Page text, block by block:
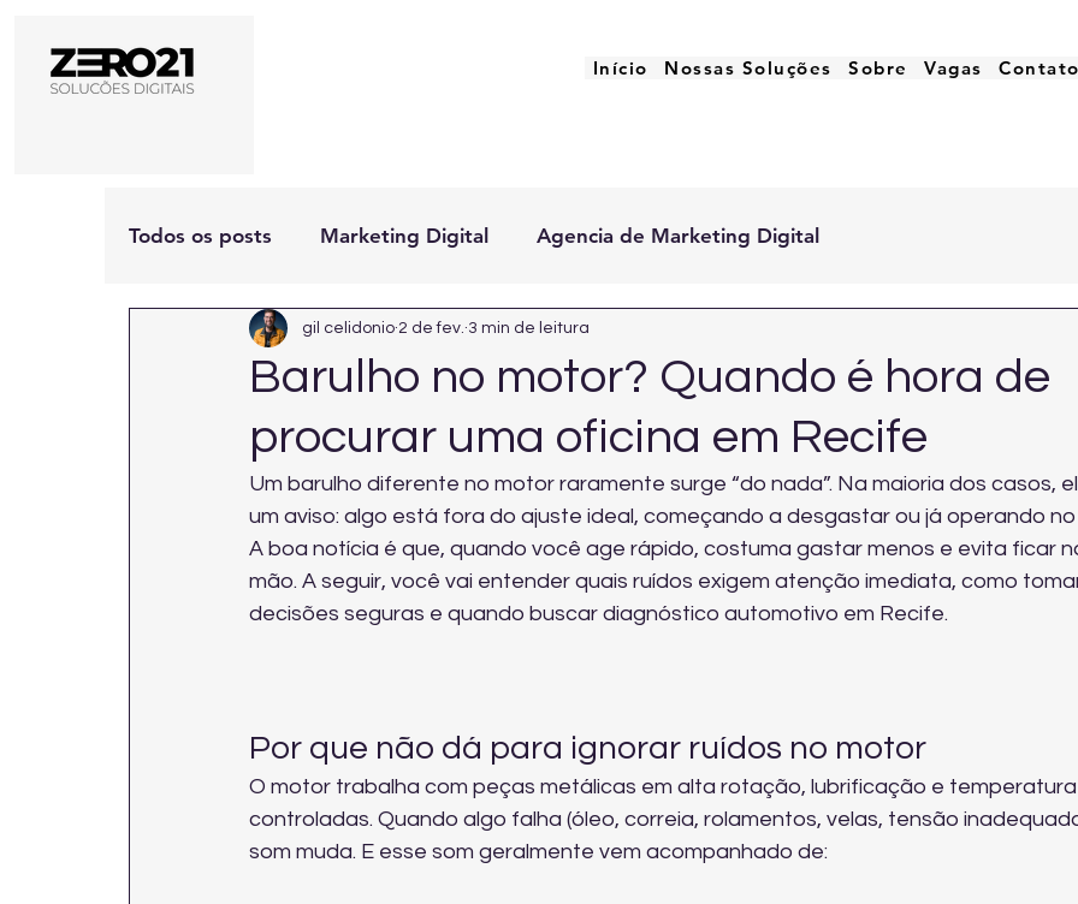
Início Nossas Soluções Sobre Vagas Contato
Todos os posts Marketing Digital Agencia de Marketing Digital
Barulho no motor? Quando é hora de
procurar uma oficina em Recife
gil celidonio 2 de fev. 3 min de leitura
Um barulho diferente no motor raramente surge “do nada”. Na maioria dos casos,
um aviso: algo está fora do ajuste ideal, começando a desgastar ou já operando no
A boa notícia é que, quando você age rápido, costuma gastar menos e evita ficar
mão. A seguir, você vai entender quais ruídos exigem atenção imediata, como
decisões seguras e quando buscar diagnóstico automotivo em Recife.
Por que não dá para ignorar ruídos no motor
O motor trabalha com peças metálicas em alta rotação, lubrificação e temperatura
controladas. Quando algo falha (óleo, correia, rolamentos, velas, tensão
som muda. E esse som geralmente vem acompanhado de: